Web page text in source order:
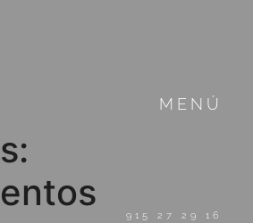
MENÚ
915 27 29 16